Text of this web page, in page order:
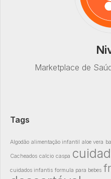
Marketplace de
Tags
Algodão alimentação infantil aloe vera
Cacheados calcio caspa
cuidados infantis formula para bebes